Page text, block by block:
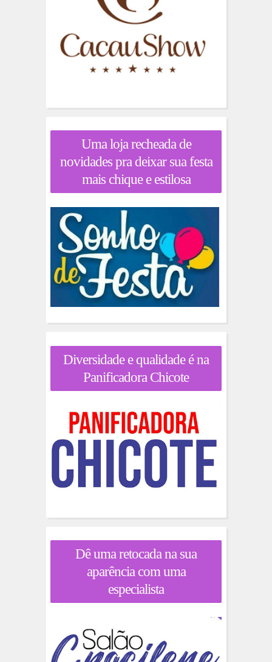
Uma loja recheada de
novidades pra deixar sua festa
mais chique e estilosa
Diversidade e qualidade é na
Panificadora Chicote
Dê uma retocada na sua
aparência com uma
especialista